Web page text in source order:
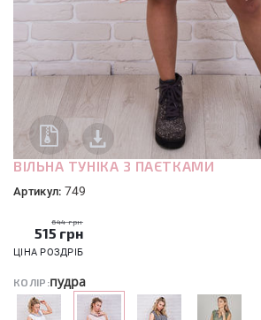
ВІЛЬНА ТУНІКА З ПАЄТКАМИ
Артикул: 749
644 грн
515 грн
ЦІНА РОЗДРІБ
КОЛІР:пудра